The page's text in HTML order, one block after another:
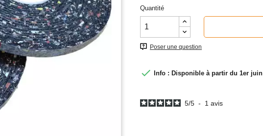
Quantité
Poser une question
 Info : Disponible à partir du 1er juin
5/5 - 1 avis